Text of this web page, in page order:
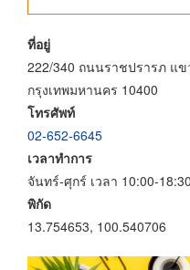
ที่อยู่
222/340 ถนนราชปรารภ แ
กรุงเทพมหานคร 10400
โทรศัพท์
02-652-6645
เวลาทำการ
จันทร์-ศุกร์ เวลา 10:00-
พิกัด
13.754653, 100.540706